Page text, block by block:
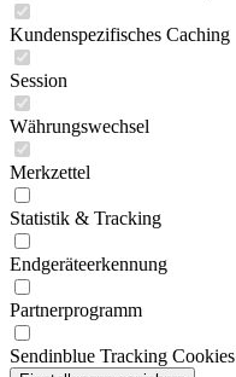
Kundenspezifisches Caching
Session
Währungswechsel
Merkzettel
Statistik & Tracking
Endgeräteerkennung
Partnerprogramm
Sendinblue Tracking Cookies